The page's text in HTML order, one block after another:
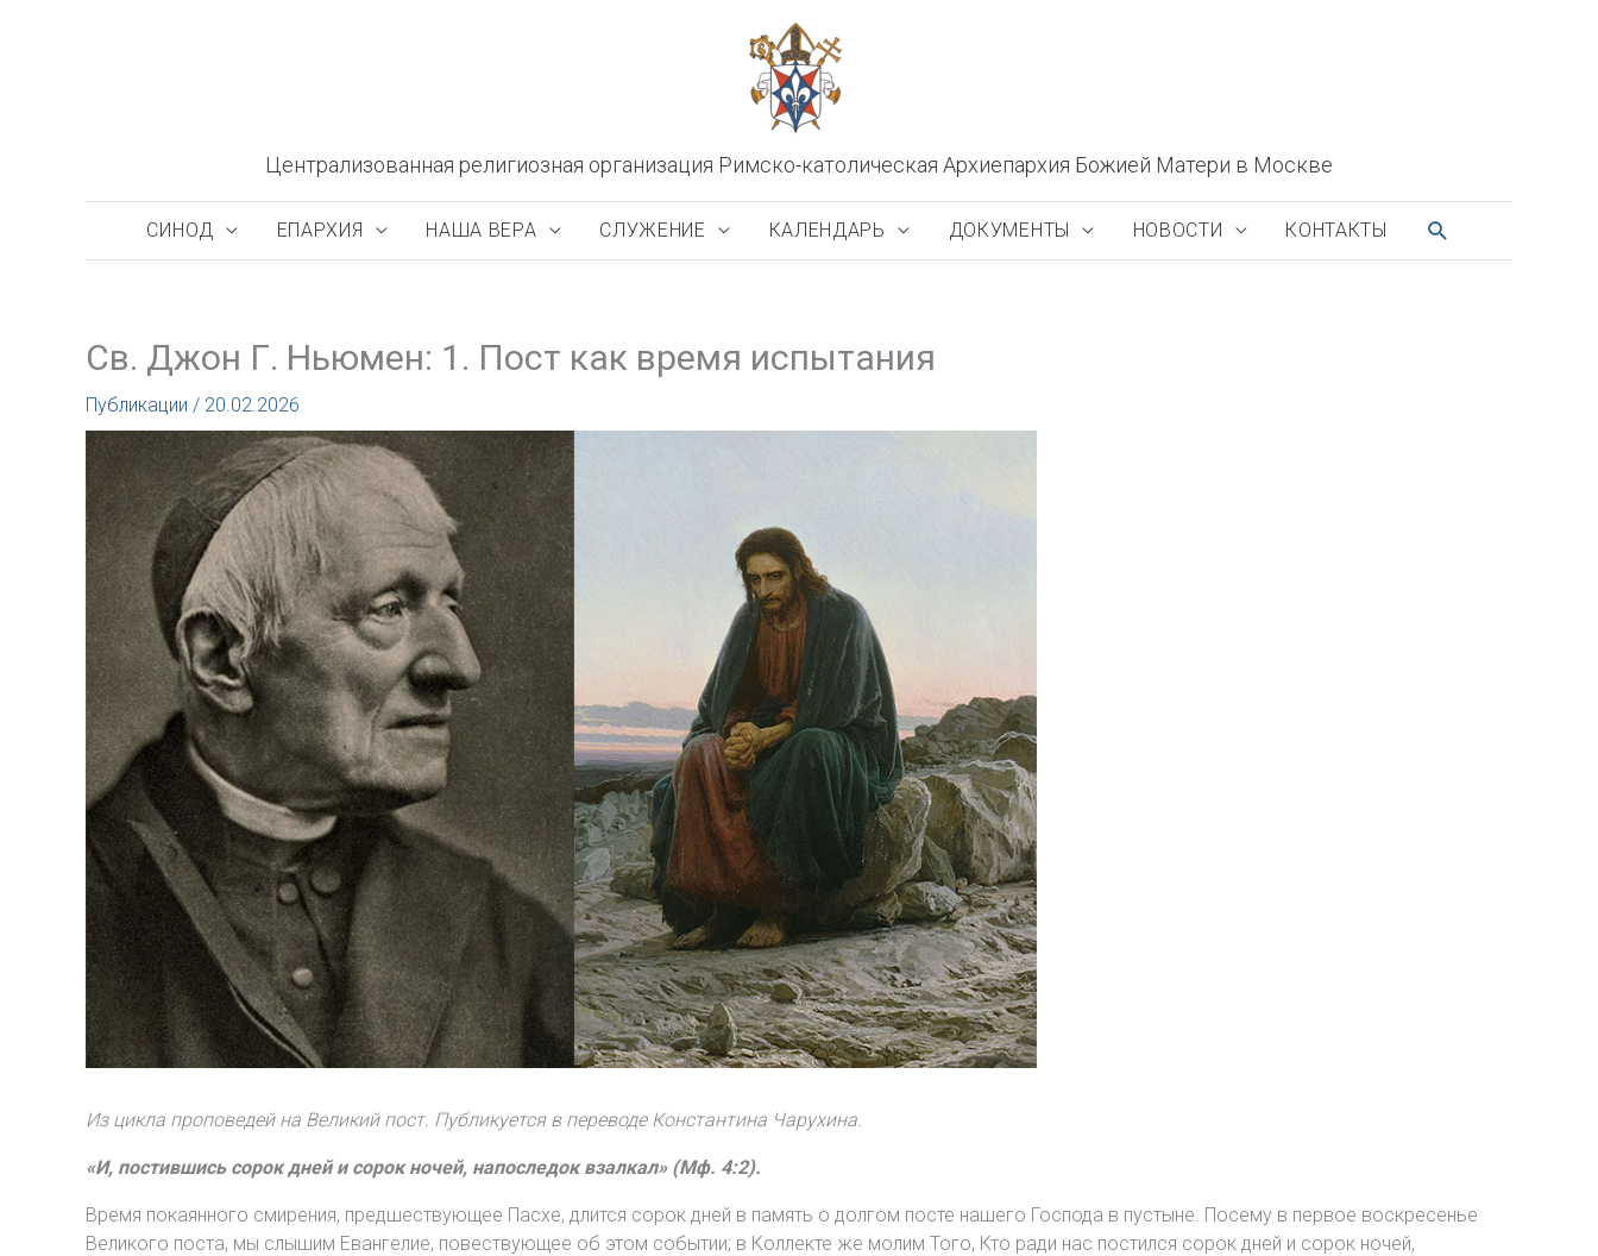
Централизованная религиозная организация Римско-католическая Архиепархия Божией Матери в Москве
СИНОД ЕПАРХИЯ НАША ВЕРА СЛУЖЕНИЕ КАЛЕНДАРЬ ДОКУМЕНТЫ НОВОСТИ КОНТАКТЫ ПОИСК
Св. Джон Г. Ньюмен: 1. Пост как время испытания
Публикации / 20.02.2026
Из цикла проповедей на Великий пост. Публикуется в переводе Константина Чарухина.
«И, постившись сорок дней и сорок ночей, напоследок взалкал» (Мф. 4:2).
Время покаянного смирения, предшествующее Пасхе, длится сорок дней в память о долгом посте нашего Господа в пустыне. Посему в первое воскресенье
Великого поста, мы слышим Евангелие, повествующее об этом событии; в Коллекте же молим Того, Кто ради нас постился сорок дней и сорок ночей,